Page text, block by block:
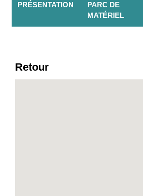
PRÉSENTATION
PARC DE
MATÉRIEL
Retour